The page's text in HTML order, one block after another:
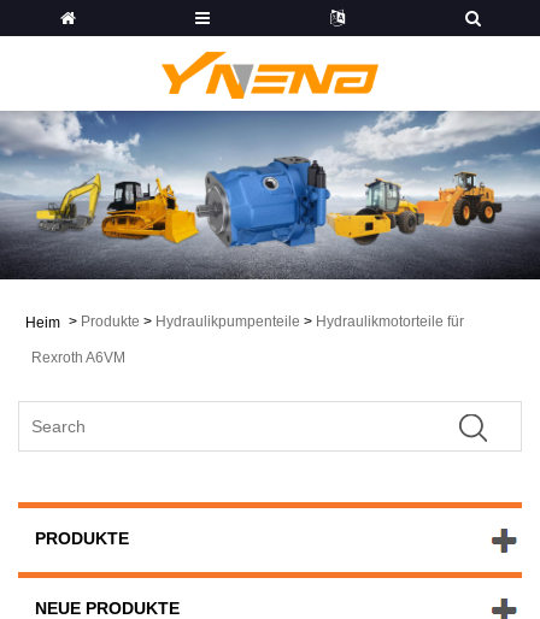
Heim > Produkte > Hydraulikpumpenteile > Hydraulikmotorteile für
Rexroth A6VM
PRODUKTE
NEUE PRODUKTE